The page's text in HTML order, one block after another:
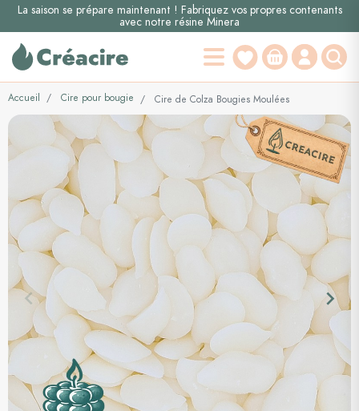
La saison se prépare maintenant ! Fabriquez vos propres contenants
avec notre résine Minera
Accueil Cire pour bougie Cire de Colza Bougies Moulées
Précédent
keyboard_arrow_left keyboard_arrow_right